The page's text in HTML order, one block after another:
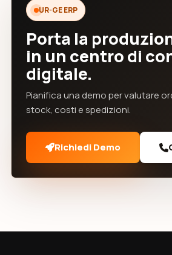
UR-GE ERP
Porta la
in un centro di
digitale.
Pianifica una demo per valutare
stock, costi e spedizioni.
Richiedi Demo